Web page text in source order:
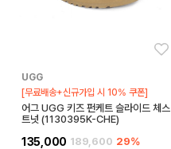
UGG
[무료배송+신규가입 시 10% 쿠폰]
어그 UGG 키즈 펀케트 슬라이드 체스
트넛 (1130395K-CHE)
135,000 189,600 29%